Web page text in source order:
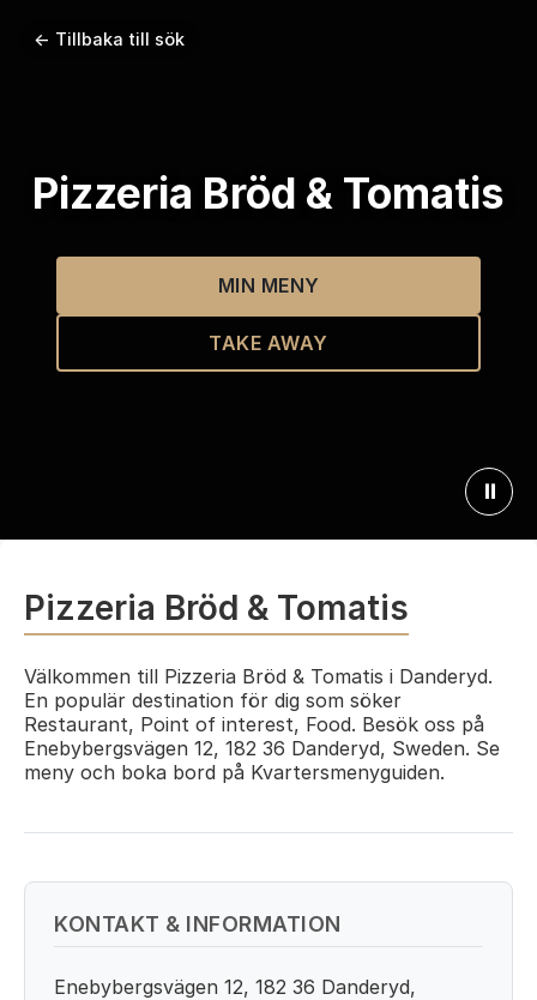
← Tillbaka till sök
Pizzeria Bröd & Tomatis
MIN MENY
TAKE AWAY
⏸
Pizzeria Bröd & Tomatis
Välkommen till Pizzeria Bröd & Tomatis i Danderyd.
En populär destination för dig som söker
Restaurant, Point of interest, Food. Besök oss på
Enebybergsvägen 12, 182 36 Danderyd, Sweden. Se
meny och boka bord på Kvartersmenyguiden.
KONTAKT & INFORMATION
Enebybergsvägen 12, 182 36 Danderyd,